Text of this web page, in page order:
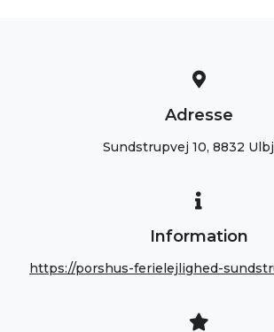
Adresse
Sundstrupvej 10, 8832
Information
https://porshus-ferielejlighed-